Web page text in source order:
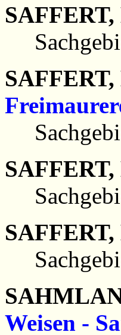
SAFFERT,
SAFFERT,
SAFFERT,
SAFFERT,
Weisen -